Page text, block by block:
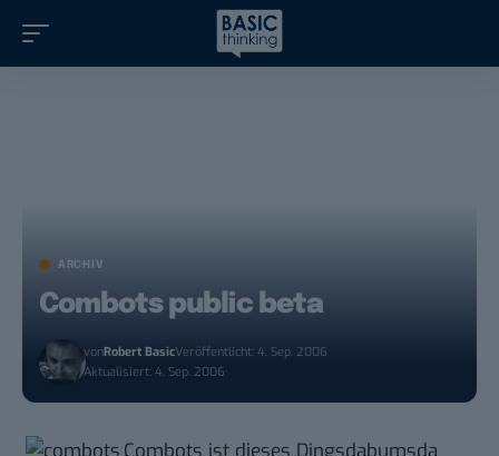
ARCHIV
Combots public beta
vonRobert BasicVeröffentlicht: 4. Sep. 2006
Aktualisiert: 4. Sep. 2006